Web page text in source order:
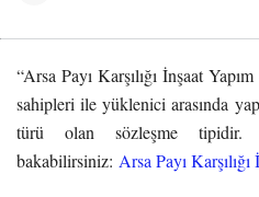
“Arsa Payı Karşılığı İnşaat
sahipleri ile yüklenici arasında
türü olan sözleşme tipidir.
bakabilirsiniz: Arsa Payı